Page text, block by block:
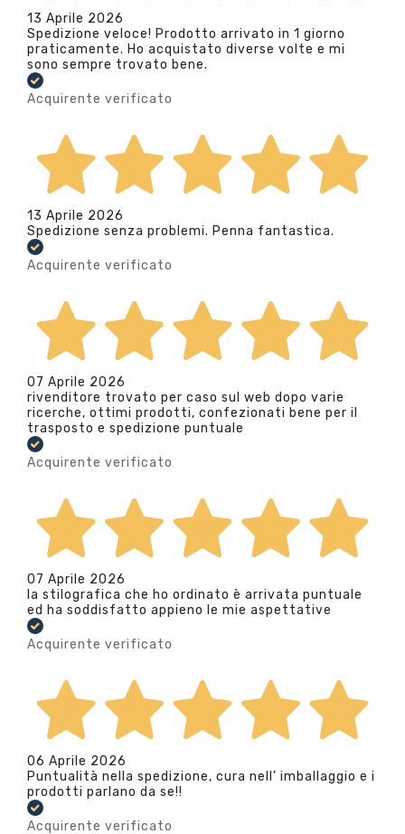
13 Aprile 2026
Spedizione veloce! Prodotto arrivato in 1 giorno
praticamente. Ho acquistato diverse volte e mi
sono sempre trovato bene.
Acquirente verificato
13 Aprile 2026
Spedizione senza problemi. Penna fantastica.
Acquirente verificato
07 Aprile 2026
rivenditore trovato per caso sul web dopo varie
ricerche, ottimi prodotti, confezionati bene per il
trasposto e spedizione puntuale
Acquirente verificato
07 Aprile 2026
la stilografica che ho ordinato è arrivata puntuale
ed ha soddisfatto appieno le mie aspettative
Acquirente verificato
06 Aprile 2026
Puntualità nella spedizione, cura nell’ imballaggio e i
prodotti parlano da se!!
Acquirente verificato